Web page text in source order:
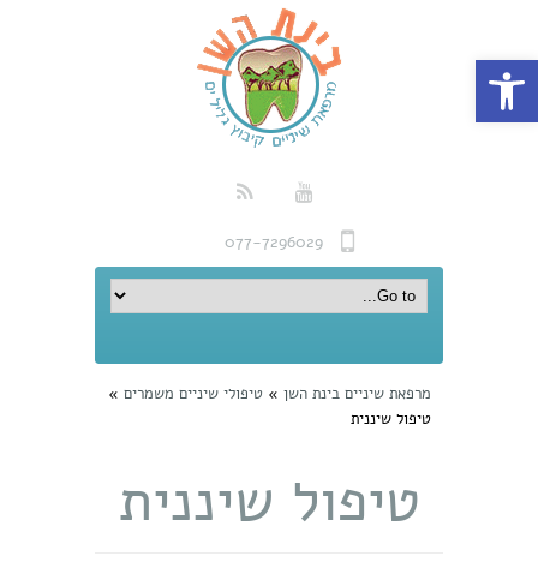
פתח סרגל נגישות
077-7296029
מרפאת שיניים בינת השן » טיפולי שיניים משמרים »
טיפול שיננית
טיפול שיננית